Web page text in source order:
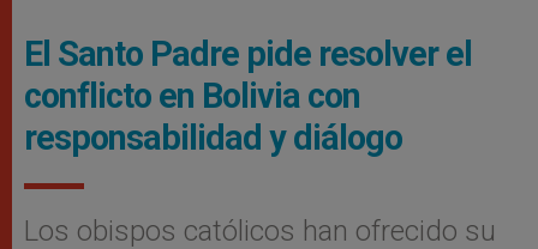
El Santo Padre pide resolver el
conflicto en Bolivia con
responsabilidad y diálogo
Los obispos católicos han ofrecido su